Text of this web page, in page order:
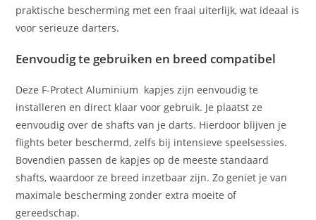
praktische bescherming met een fraai uiterlijk, wat ideaal is
voor serieuze darters.
Eenvoudig te gebruiken en breed compatibel
Deze F-Protect Aluminium kapjes zijn eenvoudig te
installeren en direct klaar voor gebruik. Je plaatst ze
eenvoudig over de shafts van je darts. Hierdoor blijven je
flights beter beschermd, zelfs bij intensieve speelsessies.
Bovendien passen de kapjes op de meeste standaard
shafts, waardoor ze breed inzetbaar zijn. Zo geniet je van
maximale bescherming zonder extra moeite of
gereedschap.